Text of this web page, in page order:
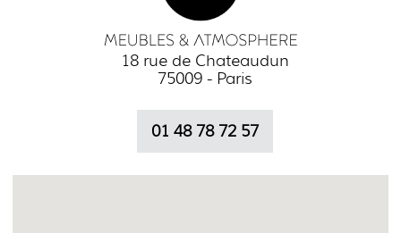
18 rue de Chateaudun
75009 - Paris
01 48 78 72 57